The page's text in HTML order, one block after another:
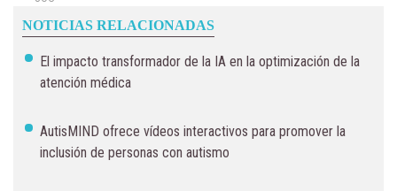
NOTICIAS RELACIONADAS
El impacto transformador de la IA en la optimización de la
atención médica
AutisMIND ofrece vídeos interactivos para promover la
inclusión de personas con autismo